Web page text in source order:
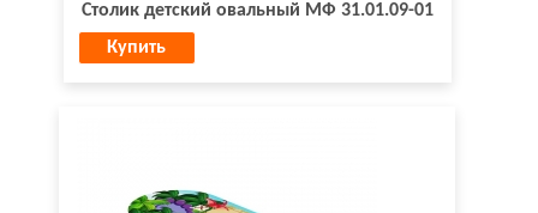
Столик детский овальный МФ 31.01.09-01
Купить